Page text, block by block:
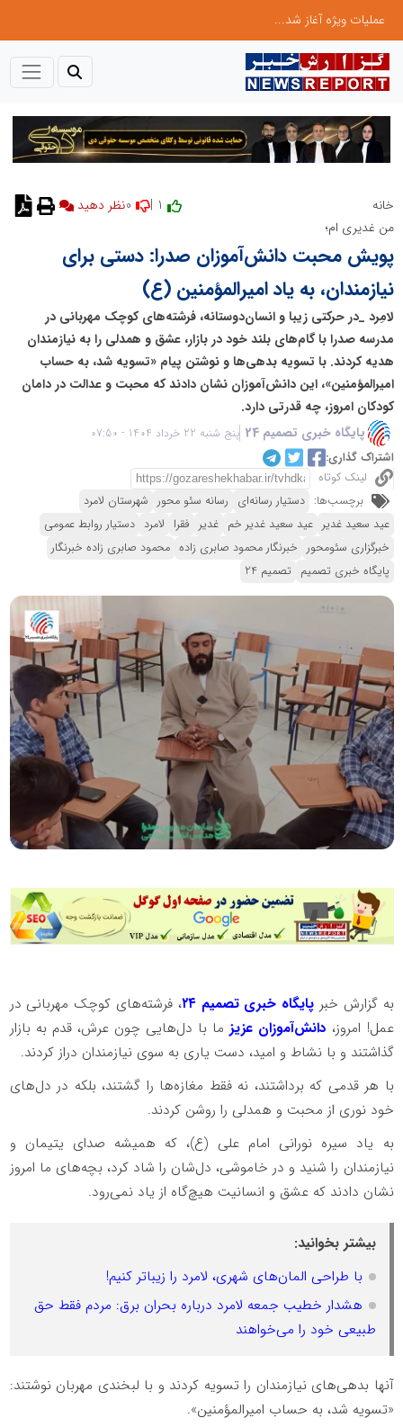
عملیات ویژه آغاز شد...
خانه
نظر دهید
من غدیری ام؛
پویش محبت دانش‌آموزان صدرا: دستی برای
نیازمندان، به یاد امیرالمؤمنین (ع)
لامِرد _در حرکتی زیبا و انسان‌دوستانه، فرشته‌های کوچک مهربانی در
مدرسه صدرا با گام‌های بلند خود در بازار، عشق و همدلی را به نیازمندان
هدیه کردند. با تسویه بدهی‌ها و نوشتن پیام «تسویه شد، به حساب
امیرالمؤمنین»، این دانش‌آموزان نشان دادند که محبت و عدالت در دامان
کودکان امروز، چه قدرتی دارد.
پایگاه خبری تصمیم 24
پنج شنبه 22 خرداد 1404 - 07:50
اشتراک گذاری:
لینک کوتاه
برچسب‌ها: دستیار رسانه‌ای رسانه سئو محور شهرستان لامرد
عید سعید غدیر عید سعید غدیر خم غدیر فقرا لامرد دستیار روابط عمومی
خبرگزاری سئومحور خبرنگار محمود صابری زاده محمود صابری زاده خبرنگار
پایگاه خبری تصمیم تصمیم 24
به گزارش خبر پایگاه خبری تصمیم ۲۴
، فرشته‌های کوچک مهربانی در
عمل! امروز، دانش‌آموزان عزیز ما با دل‌هایی چون عرش، قدم به بازار
گذاشتند و با نشاط و امید، دست یاری به سوی نیازمندان دراز کردند.
با هر قدمی که برداشتند، نه فقط مغازه‌ها را گشتند، بلکه در دل‌های
خود نوری از محبت و همدلی را روشن کردند.
به یاد سیره نورانی امام علی (ع)، که همیشه صدای یتیمان و
نیازمندان را شنید و در خاموشی، دل‌شان را شاد کرد، بچه‌های ما امروز
نشان دادند که عشق و انسانیت هیچ‌گاه از یاد نمی‌رود.
بیشتر بخوانید:
با طراحی المان‌های شهری، لامرد را زیباتر کنیم!
هشدار خطیب جمعه لامرد درباره بحران برق: مردم فقط حق
طبیعی خود را می‌خواهند
آنها بدهی‌های نیازمندان را تسویه کردند و با لبخندی مهربان نوشتند:
«تسویه شد، به حساب امیرالمؤمنین».